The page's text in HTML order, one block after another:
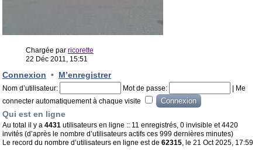
Chargée par ricorette
22 Déc 2011, 15:51
Connexion • M’enregistrer
Nom d’utilisateur: Mot de passe:
Me
connecter automatiquement à chaque visite
Qui est en ligne
Au total il y a 4431 utilisateurs en ligne :: 11 enregistrés, 0 invisible et 4420
invités (d’après le nombre d’utilisateurs actifs ces 999 dernières minutes)
Le record du nombre d’utilisateurs en ligne est de 62315, le 21 Oct 2025, 17:59